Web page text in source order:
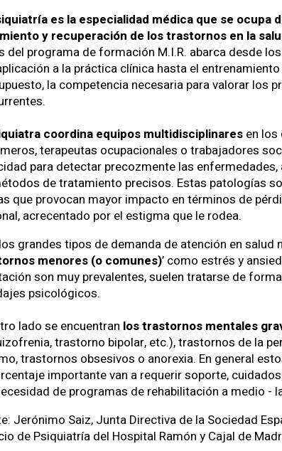
es la especialidad médica que se ocupa
y recuperación de los trastornos en la
del programa de formación M.I.R. abarca desde
a la práctica clínica hasta el
la competencia necesaria para valorar los
coordina equipos multidisciplinares en
terapeutas ocupacionales o trabajadores
para detectar precozmente las
de tratamiento precisos. Estas patologías
que provocan mayor impacto en términos de
acrecentado por el estigma que le rodea.
grandes tipos de demanda de atención en salud
menores (o comunes)’ como estrés y
son muy prevalentes, suelen tratarse de
psicológicos.
lado se encuentran los trastornos mentales
trastorno bipolar, etc.), trastornos de la
trastornos obsesivos o anorexia. En general
importante van a requerir soporte,
de programas de rehabilitación a medio -
Jerónimo Saiz, Junta Directiva de la Sociedad
de Psiquiatría del Hospital Ramón y Cajal de